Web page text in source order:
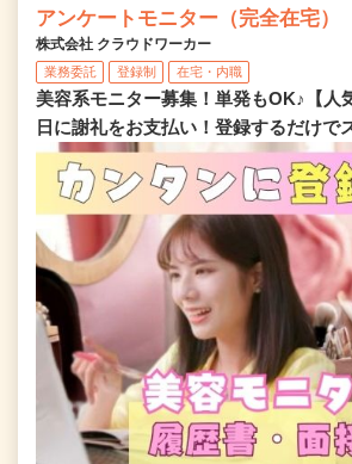
アンケートモニター（完全在宅）
株式会社 クラウドワーカー
業務委託 登録制 在宅・内職
美容系モニター募集！単発もOK♪【人
日に謝礼をお支払い！登録するだけで